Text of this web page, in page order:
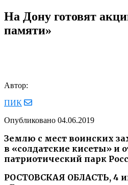
На Дону готовят
памяти»
Автор:
ПИК
Опубликовано 04.06.2019
Землю с мест воинских
в «солдатские кисеты» и
патриотический парк
РОСТОВСКАЯ ОБЛАСТЬ, 4